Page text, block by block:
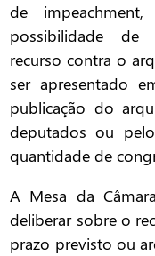
de
possibilidade de
recurso contra o
ser apresentado
publicação do
deputados ou
quantidade de
A Mesa da
deliberar sobre o
prazo previsto ou